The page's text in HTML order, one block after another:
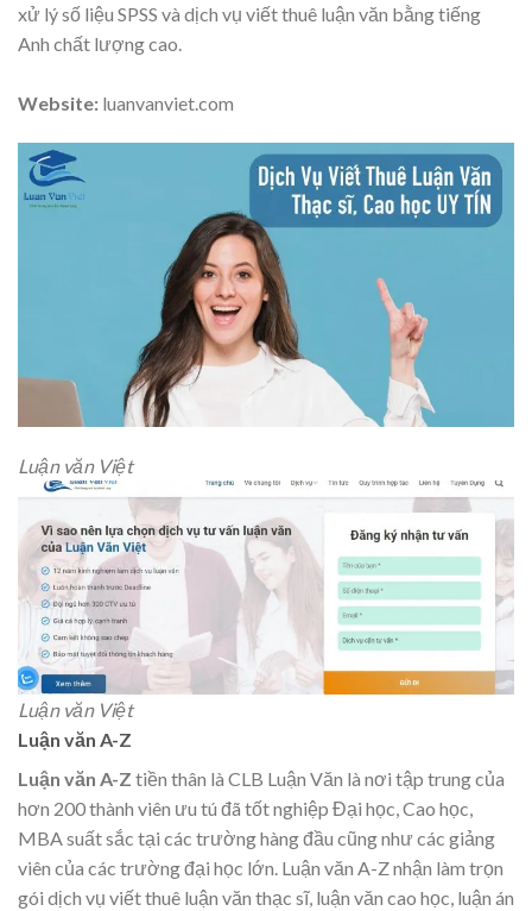
xử lý số liệu SPSS và dịch vụ viết thuê luận văn bằng tiếng
Anh chất lượng cao.
Website: luanvanviet.com
Luận văn Việt
Luận văn Việt
Luận văn A-Z
Luận văn A-Z tiền thân là CLB Luận Văn là nơi tập trung của
hơn 200 thành viên ưu tú đã tốt nghiệp Đại học, Cao học,
MBA suất sắc tại các trường hàng đầu cũng như các giảng
viên của các trường đại học lớn. Luận văn A-Z nhận làm trọn
gói dịch vụ viết thuê luận văn thạc sĩ, luận văn cao học, luận án